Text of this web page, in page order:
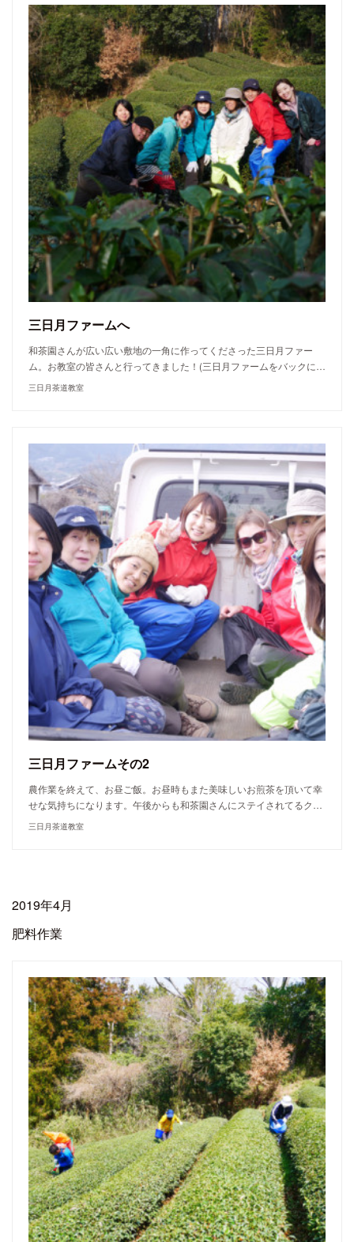
三日月ファームへ
和茶園さんが広い広い敷地の一角に作ってくださった三日月ファー
ム。お教室の皆さんと行ってきました！(三日月ファームをバックに…
三日月茶道教室
三日月ファームその2
農作業を終えて、お昼ご飯。お昼時もまた美味しいお煎茶を頂いて幸
せな気持ちになります。午後からも和茶園さんにステイされてるク…
三日月茶道教室
2019年4月
肥料作業